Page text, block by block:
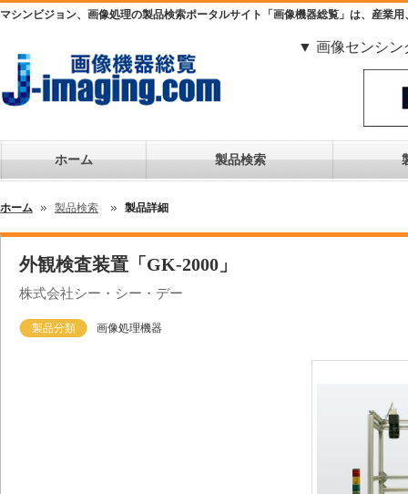
マシンビジョン、画像処理の製品検索ポータルサイト「画像機器総覧」は、産業
▼ 画像センシ
ホーム 製品検索
ホーム 製品検索 製品詳細
外観検査装置「GK-2000」
株式会社シー・シー・デー
製品分類 画像処理機器